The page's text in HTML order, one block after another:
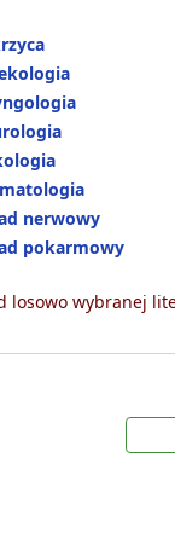
nerwowy
pokarmowy
losowo wybranej